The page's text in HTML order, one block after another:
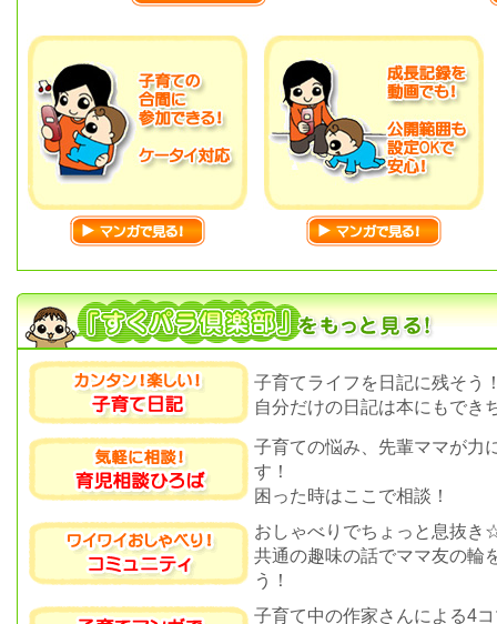
子育てライフを日記に残そう
自分だけの日記は本にもでき
子育ての悩み、先輩ママが力
す！
困った時はここで相談！
おしゃべりでちょっと息抜き
共通の趣味の話でママ友の輪
う！
子育て中の作家さんによる4